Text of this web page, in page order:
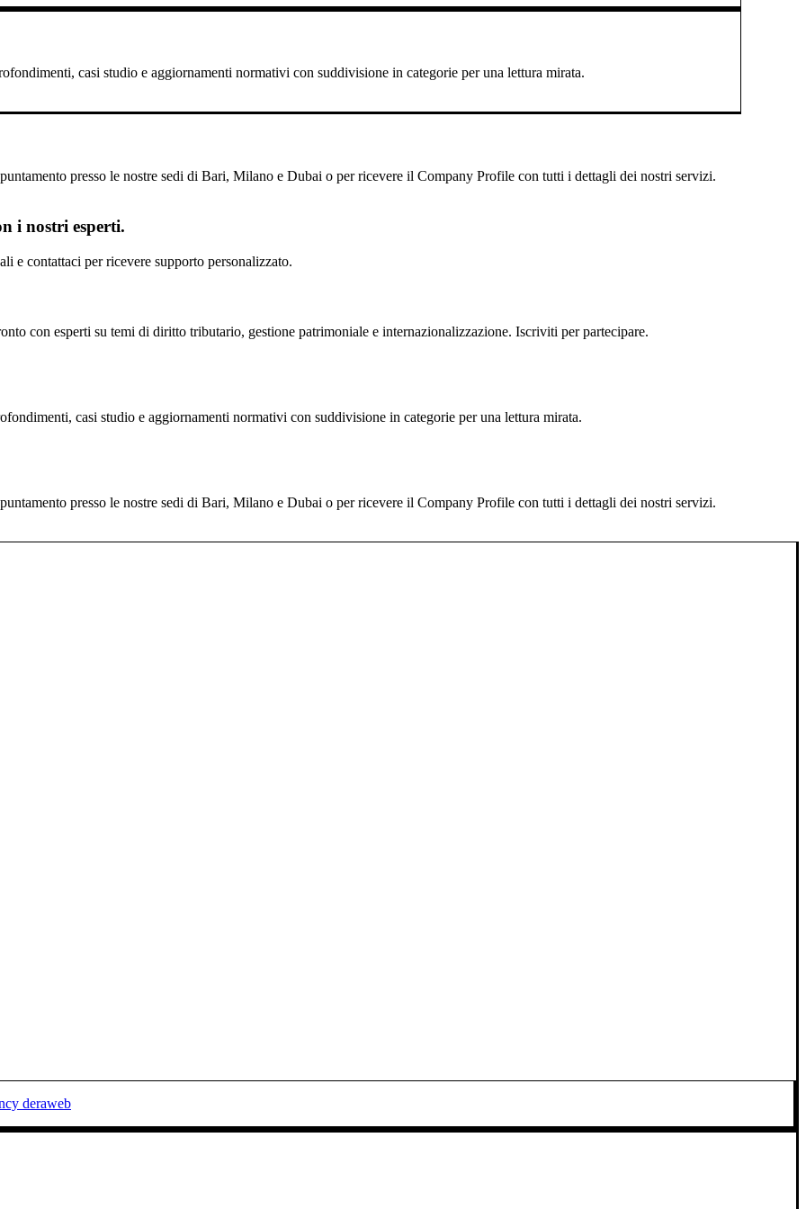
casi studio e aggiornamenti normativi con suddivisione in categorie per una lettura mirata.
presso le nostre sedi di Bari, Milano e Dubai o per ricevere il Company Profile con tutti i dettagli dei nostri servizi.
i nostri esperti.
e contattaci per ricevere supporto personalizzato.
con esperti su temi di diritto tributario, gestione patrimoniale e internazionalizzazione. Iscriviti per partecipare.
casi studio e aggiornamenti normativi con suddivisione in categorie per una lettura mirata.
presso le nostre sedi di Bari, Milano e Dubai o per ricevere il Company Profile con tutti i dettagli dei nostri servizi.
deraweb